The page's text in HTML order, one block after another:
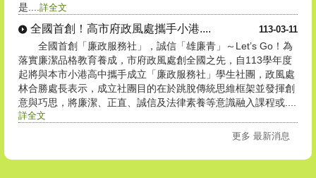
是.... 詳全文
113-03-11
全國首創！高市府政風處攜手小港....
全國首創「廉政服務社」，誠信「雄廉青」～Let’s Go！為
落實廉潔品格教育養成，市府政風處創全國之先，自113學年度
起將與本市小港高中攜手成立「廉政服務社」學生社團，政風處
林合勝處長表示，成立社團目的在於跳脫傳統思維框架並發揮創
意與巧思，將廉潔、正直、誠信及法律素養等意識融入課程或....
詳全文
更多 最新消息